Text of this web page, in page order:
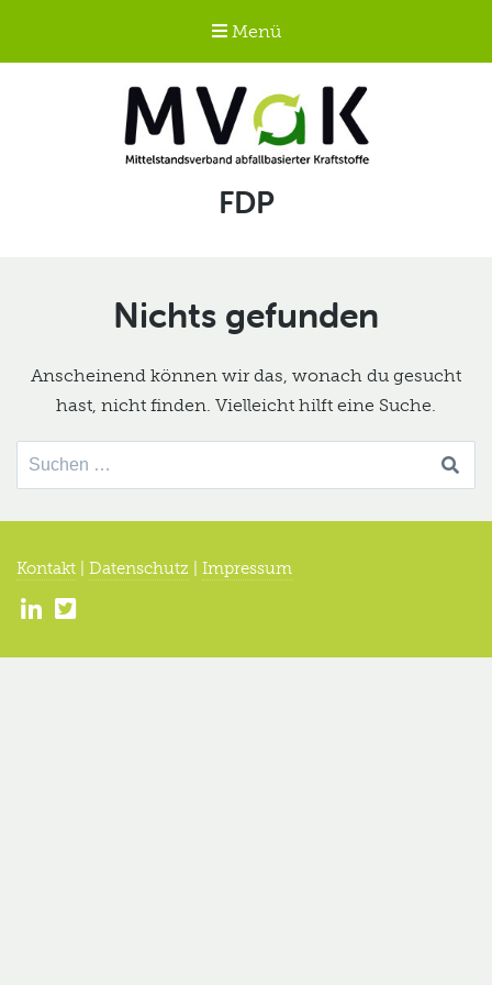
Menü
Mittelstandsverband
abfallbasierter
Schlagwort:
FDP
Nichts gefunden
Anscheinend können wir das, wonach du gesucht
hast, nicht finden. Vielleicht hilft eine Suche.
Suche
nach:
Kontakt Datenschutz Impressum